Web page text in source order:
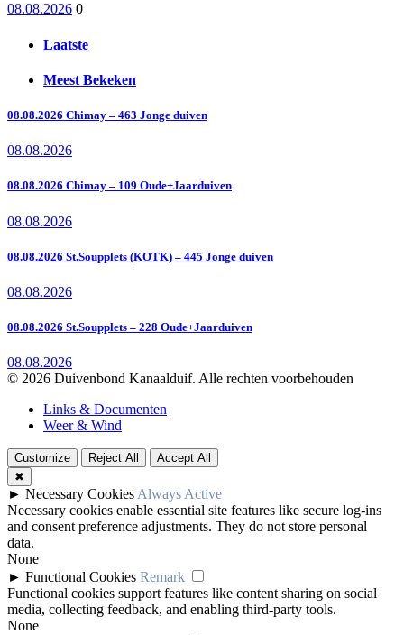
08.08.2026 0
Laatste
Meest Bekeken
08.08.2026 Chimay – 463 Jonge duiven
08.08.2026
08.08.2026 Chimay – 109 Oude+Jaarduiven
08.08.2026
08.08.2026 St.Soupplets (KOTK) – 445 Jonge duiven
08.08.2026
08.08.2026 St.Soupplets – 228 Oude+Jaarduiven
08.08.2026
© 2026 Duivenbond Kanaalduif. Alle rechten voorbehouden
Links & Documenten
Weer & Wind
Customize Reject All
Accept All
✖
► Necessary Cookies Always Active
Necessary cookies enable essential site features like secure log-ins
and consent preference adjustments. They do not store personal
data.
None
► Functional Cookies Remark
Functional cookies support features like content sharing on social
media, collecting feedback, and enabling third-party tools.
None